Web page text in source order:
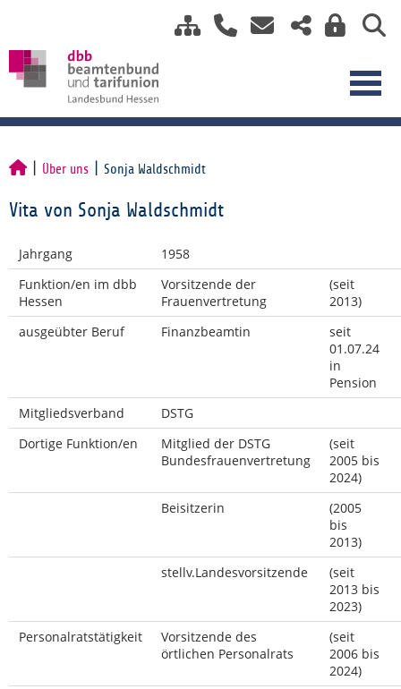
Über uns Sonja Waldschmidt
Vita von Sonja Waldschmidt
Jahrgang
1958
Funktion/en im dbb
Hessen
Vorsitzende der
Frauenvertretung
(seit
2013)
ausgeübter Beruf
Finanzbeamtin
seit
01.07.24
in
Pension
Mitgliedsverband
DSTG
Dortige Funktion/en
Mitglied der DSTG
Bundesfrauenvertretung
(seit
2005 bis
2024)
Beisitzerin
(2005
bis
2013)
stellv.Landesvorsitzende
(seit
2013 bis
2023)
Personalratstätigkeit
Vorsitzende des
örtlichen Personalrats
(seit
2006 bis
2024)